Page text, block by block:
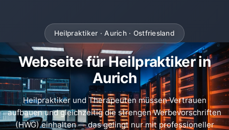
🛡️
Heilpraktiker · Aurich · Ostfriesland
Webseite für Heilpraktiker in
Aurich
Heilpraktiker und Therapeuten müssen Vertrauen
aufbauen und gleichzeitig die strengen Werbevorschriften
(HWG) einhalten — das gelingt nur mit professioneller